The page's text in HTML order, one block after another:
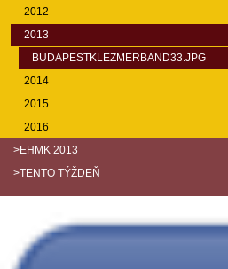
2012
2013
BUDAPESTKLEZMERBAND33.JPG
2014
2015
2016
>EHMK 2013
>TENTO TÝŽDEŇ